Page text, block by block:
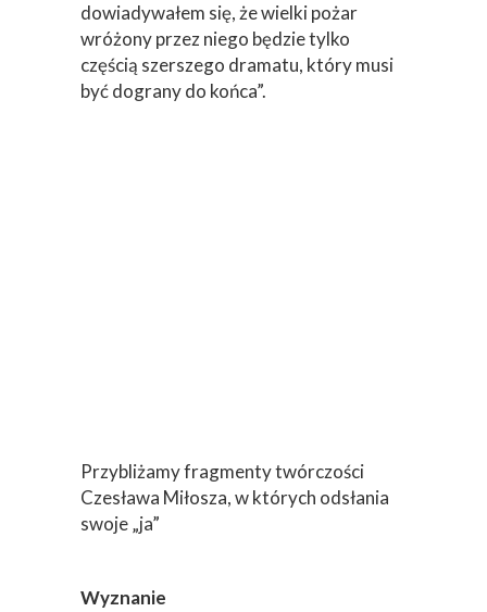
dowiadywałem się, że wielki pożar
wróżony przez niego będzie tylko
częścią szerszego dramatu, który musi
być dograny do końca”.
Panie Boże, lubiłem dżem truskawkowy
I ciemną słodycz kobiecego ciała.
Zapachy: cynamonu i goździków.